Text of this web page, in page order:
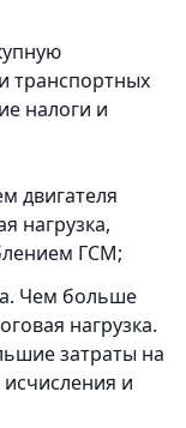
транспортных
налоги и
двигателя
нагрузка,
ГСМ;
Чем больше
нагрузка.
затраты на
и